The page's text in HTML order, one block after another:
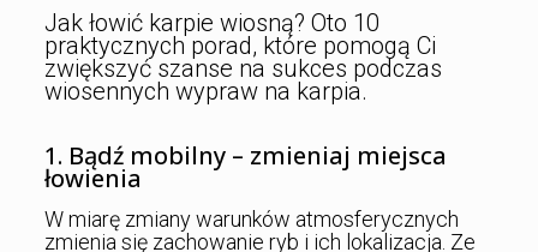
Jak łowić karpie wiosną? Oto 10
praktycznych porad, które pomogą Ci
zwiększyć szanse na sukces podczas
wiosennych wypraw na karpia.
1. Bądź mobilny – zmieniaj miejsca
łowienia
W miarę zmiany warunków atmosferycznych
zmienia się zachowanie ryb i ich lokalizacja. Ze